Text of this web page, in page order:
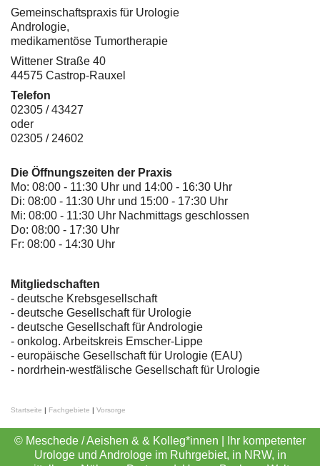
Gemeinschaftspraxis für Urologie
Andrologie,
medikamentöse Tumortherapie
Wittener Straße 40
44575 Castrop-Rauxel
Telefon
02305 / 43427
oder
02305 / 24602
Die Öffnungszeiten der Praxis
Mo: 08:00 - 11:30 Uhr und 14:00 - 16:30 Uhr
Di: 08:00 - 11:30 Uhr und 15:00 - 17:30 Uhr
Mi: 08:00 - 11:30 Uhr Nachmittags geschlossen
Do: 08:00 - 17:30 Uhr
Fr: 08:00 - 14:30 Uhr
Mitgliedschaften
- deutsche Krebsgesellschaft
- deutsche Gesellschaft für Urologie
- deutsche Gesellschaft für Andrologie
- onkolog. Arbeitskreis Emscher-Lippe
- europäische Gesellschaft für Urologie (EAU)
- nordrhein-westfälische Gesellschaft für Urologie
Startseite | Fachgebiete | Vorsorge
© Meschede / Aeishen & & Kolleg*innen | Ihr kompetenter
Urologe und Androloge im Ruhrgebiet, in NRW, in